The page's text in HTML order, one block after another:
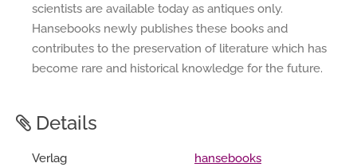
scientists are available today as antiques only.
Hansebooks newly publishes these books and
contributes to the preservation of literature which has
become rare and historical knowledge for the future.
Details
Verlag hansebooks